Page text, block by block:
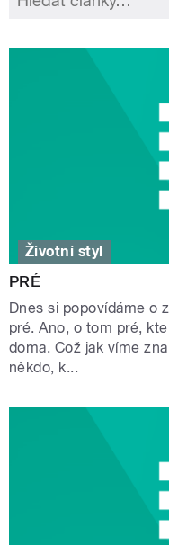
Životní styl
PRÉ
Dnes si popovídáme o
pré. Ano, o tom pré,
doma. Což jak víme
někdo, k...